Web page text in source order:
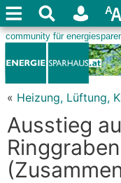
« Heizung, Lüftung,
Ausstieg